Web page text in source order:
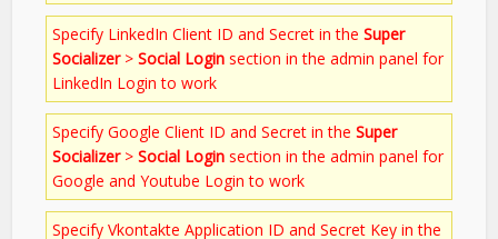
Specify LinkedIn Client ID and Secret in theSuper
Socializer>Social Login section in the admin panel for
LinkedIn Login to work
Specify Google Client ID and Secret in theSuper
Socializer>Social Login section in the admin panel for
Google and Youtube Login to work
Specify Vkontakte Application ID and Secret Key in the